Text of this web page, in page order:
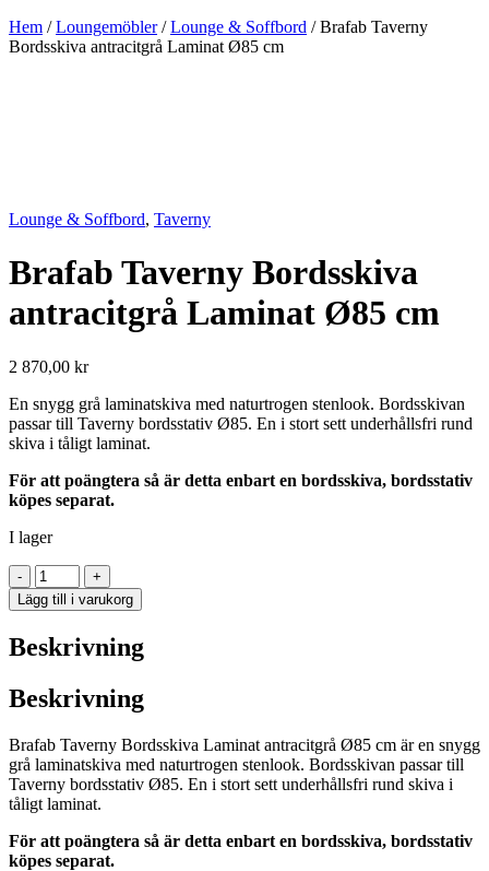
Hem /Loungemöbler/Lounge & Soffbord / Brafab Taverny
Bordsskiva antracitgrå Laminat Ø85 cm
Lounge & Soffbord, Taverny
Brafab Taverny Bordsskiva
antracitgrå Laminat Ø85 cm
2 870,00 kr
En snygg grå laminatskiva med naturtrogen stenlook. Bordsskivan
passar till Taverny bordsstativ Ø85. En i stort sett underhållsfri rund
skiva i tåligt laminat.
För att poängtera så är detta enbart en bordsskiva, bordsstativ
köpes separat.
I lager
-
Brafab
Taverny
Bordsskiva
Laminat
cm
mängd
+
Lägg till i varukorg
Beskrivning
Beskrivning
Brafab Taverny Bordsskiva Laminat antracitgrå Ø85 cm är en snygg
grå laminatskiva med naturtrogen stenlook. Bordsskivan passar till
Taverny bordsstativ Ø85. En i stort sett underhållsfri rund skiva i
tåligt laminat.
För att poängtera så är detta enbart en bordsskiva, bordsstativ
köpes separat.